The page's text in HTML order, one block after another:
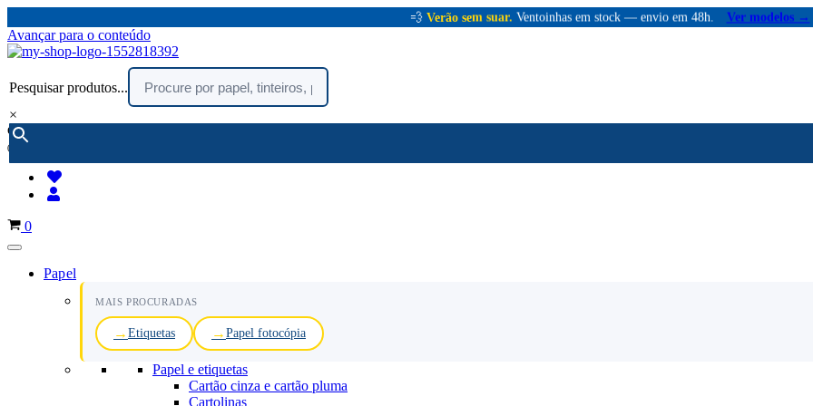
💨 Verão sem suar. Ventoinhas em stock — envio em 48h. Ver modelos →
Avançar para o conteúdo
Pesquisar produtos...
×
encomendar por telefone :
(chamada rede fixa nacional)
Carrinho
0
Papel
MAIS PROCURADAS
Etiquetas Papel fotocópia
Papel e etiquetas
Cartão cinza e cartão pluma
Cartolinas